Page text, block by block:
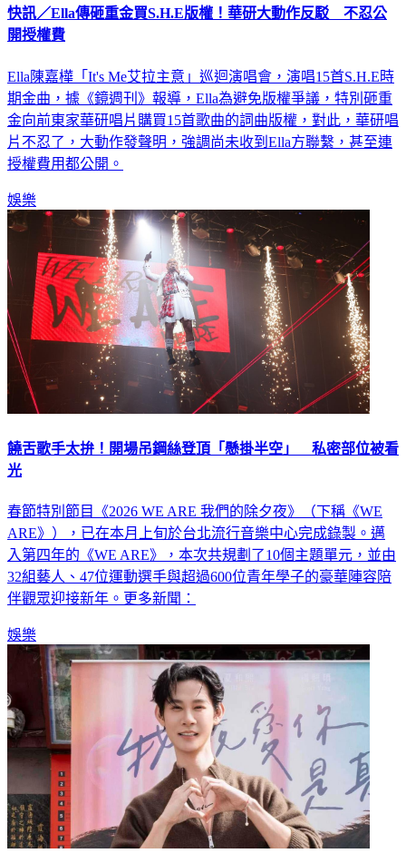
快訊／Ella傳砸重金買S.H.E版權！華研大動作反駁 不忍公
開授權費
Ella陳嘉樺「It's Me艾拉主意」巡迴演唱會，演唱15首S.H.E時
期金曲，據《鏡週刊》報導，Ella為避免版權爭議，特別砸重
金向前東家華研唱片購買15首歌曲的詞曲版權，對此，華研唱
片不忍了，大動作發聲明，強調尚未收到Ella方聯繫，甚至連
授權費用都公開。
娛樂
饒舌歌手太拚！開場吊鋼絲登頂「懸掛半空」 私密部位被看
光
春節特別節目《2026 WE ARE 我們的除夕夜》（下稱《WE
ARE》），已在本月上旬於台北流行音樂中心完成錄製。邁
入第四年的《WE ARE》，本次共規劃了10個主題單元，並由
32組藝人、47位運動選手與超過600位青年學子的豪華陣容陪
伴觀眾迎接新年。更多新聞：
娛樂